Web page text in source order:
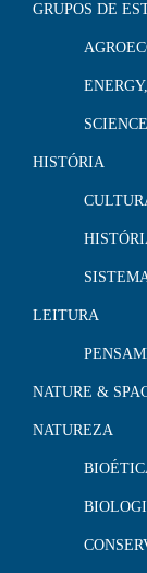
GRUPOS DE
HISTÓRIA
LEITURA
NATURE &
NATUREZA